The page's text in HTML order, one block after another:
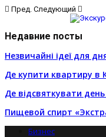
Пред. Следующий
Недавние посты
Незвичайні ідеї для
Де купити квартиру в
Де відсвяткувати
Пищевой спирт
Бизнес